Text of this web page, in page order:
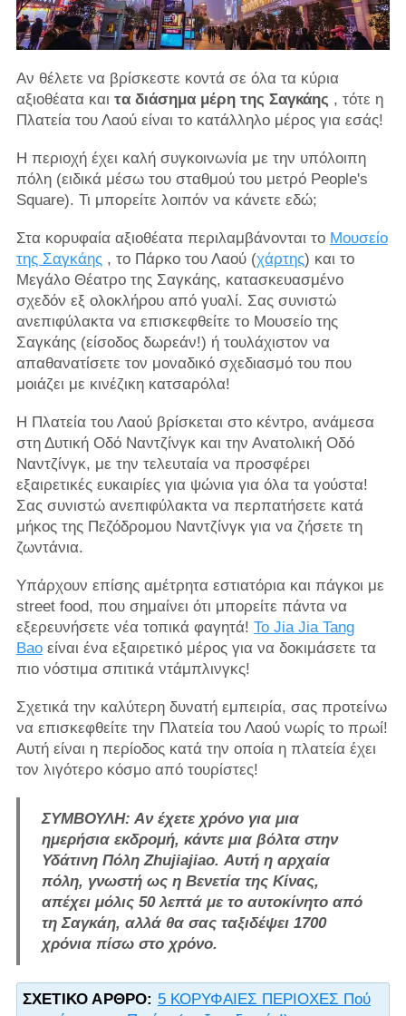
Αν θέλετε να βρίσκεστε κοντά σε όλα τα κύρια
αξιοθέατα και τα διάσημα μέρη της Σαγκάης , τότε η
Πλατεία του Λαού είναι το κατάλληλο μέρος για εσάς!
Η περιοχή έχει καλή συγκοινωνία με την υπόλοιπη
πόλη (ειδικά μέσω του σταθμού του μετρό People's
Square). Τι μπορείτε λοιπόν να κάνετε εδώ;
Στα κορυφαία αξιοθέατα περιλαμβάνονται το Μουσείο
της Σαγκάης , το Πάρκο του Λαού (χάρτης) και το
Μεγάλο Θέατρο της Σαγκάης, κατασκευασμένο
σχεδόν εξ ολοκλήρου από γυαλί. Σας συνιστώ
ανεπιφύλακτα να επισκεφθείτε το Μουσείο της
Σαγκάης (είσοδος δωρεάν!) ή τουλάχιστον να
απαθανατίσετε τον μοναδικό σχεδιασμό του που
μοιάζει με κινέζικη κατσαρόλα!
Η Πλατεία του Λαού βρίσκεται στο κέντρο, ανάμεσα
στη Δυτική Οδό Ναντζίνγκ και την Ανατολική Οδό
Ναντζίνγκ, με την τελευταία να προσφέρει
εξαιρετικές ευκαιρίες για ψώνια για όλα τα γούστα!
Σας συνιστώ ανεπιφύλακτα να περπατήσετε κατά
μήκος της Πεζόδρομου Ναντζίνγκ για να ζήσετε τη
ζωντάνια.
Υπάρχουν επίσης αμέτρητα εστιατόρια και πάγκοι με
street food, που σημαίνει ότι μπορείτε πάντα να
εξερευνήσετε νέα τοπικά φαγητά! Το Jia Jia Tang
Baoείναι ένα εξαιρετικό μέρος για να δοκιμάσετε τα
πιο νόστιμα σπιτικά ντάμπλινγκς!
Σχετικά την καλύτερη δυνατή εμπειρία, σας προτείνω
να επισκεφθείτε την Πλατεία του Λαού νωρίς το πρωί!
Αυτή είναι η περίοδος κατά την οποία η πλατεία έχει
τον λιγότερο κόσμο από τουρίστες!
ΣΥΜΒΟΥΛΗ: Αν έχετε χρόνο για μια
ημερήσια εκδρομή, κάντε μια βόλτα στην
Υδάτινη Πόλη Zhujiajiao. Αυτή η αρχαία
πόλη, γνωστή ως η Βενετία της Κίνας,
απέχει μόλις 50 λεπτά με το αυτοκίνητο από
τη Σαγκάη, αλλά θα σας ταξιδέψει 1700
χρόνια πίσω στο χρόνο.
ΣΧΕΤΙΚΌ ΆΡΘΡΟ: 5 ΚΟΡΥΦΑΙΕΣ ΠΕΡΙΟΧΕΣ Πού